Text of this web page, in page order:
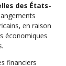
des États-
en raison
économiques
financiers